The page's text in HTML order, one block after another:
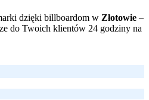
dzięki billboardom w Złotowie –
do Twoich klientów 24 godziny na